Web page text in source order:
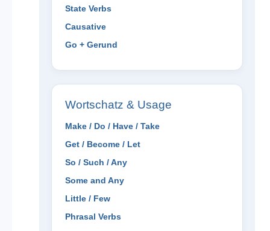
State Verbs
Causative
Go + Gerund
Wortschatz & Usage
Make / Do / Have / Take
Get / Become / Let
So / Such / Any
Some and Any
Little / Few
Phrasal Verbs